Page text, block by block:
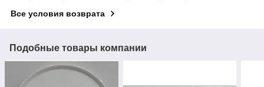
Все условия возврата
Подобные товары компании